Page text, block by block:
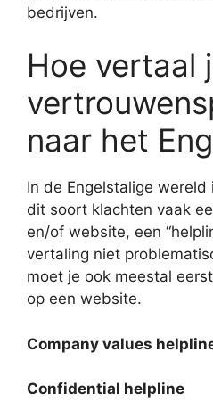
bedrijven.
Hoe vertaal
naar het
In de Engelstalige
dit soort klachten vaak
en/of website, een
vertaling niet
moet je ook meestal
op een website.
Company values
Confidential helpline